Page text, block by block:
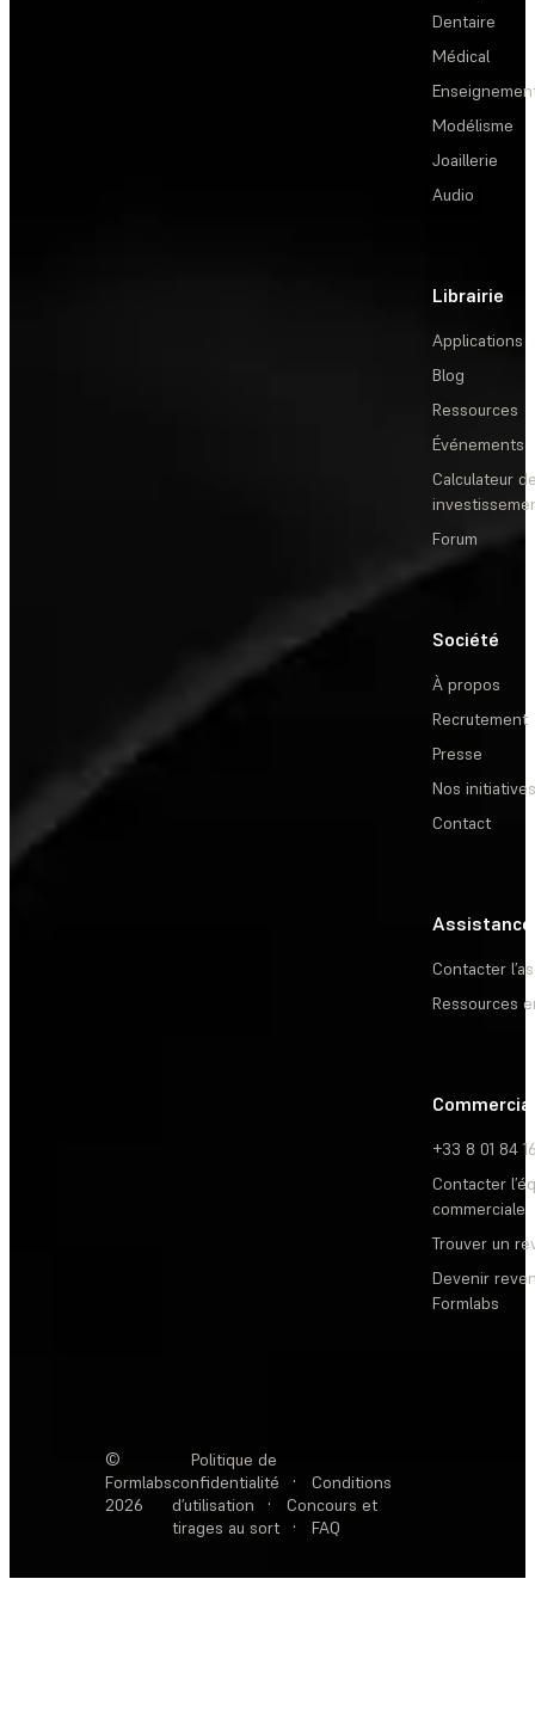
Dentaire
Médical
Modélisme
Joaillerie
Audio
Librairie
Applications
Blog
Ressources
Événements
Calculateur
Forum
Société
À propos
Recrutement
Presse
Nos initiatives
Contact
Assistance
Contacter
Ressources
Commercial
+33 8 01 84
Contacter
commerciale
Trouver un
Devenir
Formlabs
©
Formlabs
2026
Politique de
confidentialité
·
Conditions
d’utilisation
·
Concours et
tirages au sort
· FAQ